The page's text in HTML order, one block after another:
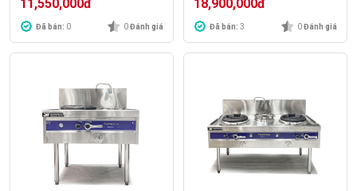
11,550,000đ
Đã bán: 0 0Đánh giá
18,900,000đ
Đã bán: 3 0Đánh giá